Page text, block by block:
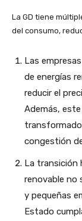
La GD tiene
del consumo,
Las
de energías
reducir el
Además,
congestión
La transición
renovable no
y pequeñas
Estado